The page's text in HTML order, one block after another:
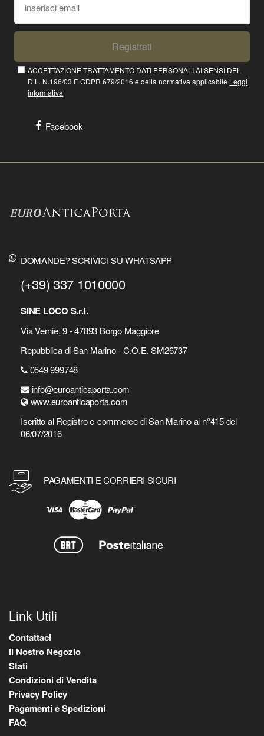
Registrati
ACCETTAZIONE TRATTAMENTO DATI PERSONALI AI SENSI DEL
D.L. N.196/03 E GDPR 679/2016 e della normativa applicabile Leggi
informativa
Facebook
DOMANDE? SCRIVICI SU WHATSAPP
(+39) 337 1010000
SINE LOCO S.r.l.
Via Vernie, 9 - 47893 Borgo Maggiore
Repubblica di San Marino - C.O.E. SM26737
0549 999748
info@euroanticaporta.com
www.euroanticaporta.com
Iscritto al Registro e-commerce di San Marino al n°415 del
06/07/2016
PAGAMENTI E CORRIERI SICURI
Link Utili
Contattaci
Il Nostro Negozio
Stati
Condizioni di Vendita
Privacy Policy
Pagamenti e Spedizioni
FAQ